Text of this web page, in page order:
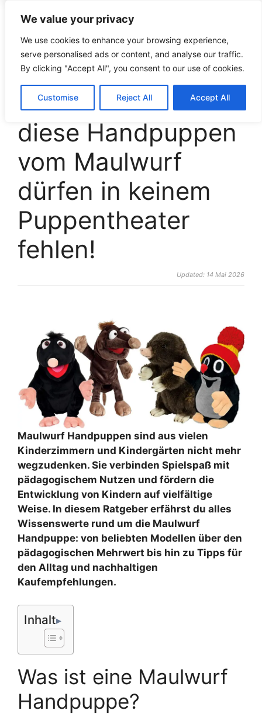
We value your privacy
We use cookies to enhance your browsing experience,
serve personalised ads or content, and analyse our traffic.
By clicking "Accept All", you consent to our use of cookies.
Customise Reject All Accept All
croco-puzzle.de
Klein und niedlich:
diese Handpuppen
vom Maulwurf
dürfen in keinem
Puppentheater
fehlen!
Updated: 14 Mai 2026
Maulwurf Handpuppen sind aus vielen
Kinderzimmern und Kindergärten nicht mehr
wegzudenken. Sie verbinden Spielspaß mit
pädagogischem Nutzen und fördern die
Entwicklung von Kindern auf vielfältige
Weise. In diesem Ratgeber erfährst du alles
Wissenswerte rund um die Maulwurf
Handpuppe: von beliebten Modellen über den
pädagogischen Mehrwert bis hin zu Tipps für
den Alltag und nachhaltigen
Kaufempfehlungen.
Inhalt
Was ist eine Maulwurf
Handpuppe?